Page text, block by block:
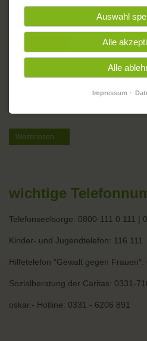
Handarbeits-
Café
Weiterlesen …
wichtige
Telefonseelsorge: 0800-111 0 111 |
Kinder- und Jugendtelefon: 116 111
Hilfetelefon "Gewalt gegen Frauen":
Sozialberatung der Caritas: 0331-
oskar.- Hotline: 0331 - 6206 891
Auswahl
Alle
Alle
Impressum